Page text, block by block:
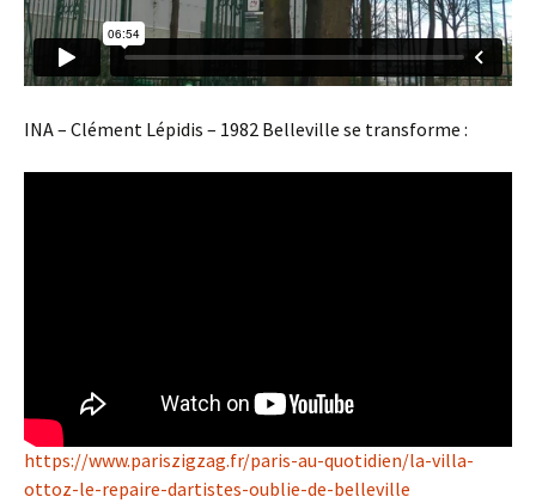
INA – Clément Lépidis – 1982 Belleville se transforme :
https://www.pariszigzag.fr/paris-au-quotidien/la-villa-
ottoz-le-repaire-dartistes-oublie-de-belleville